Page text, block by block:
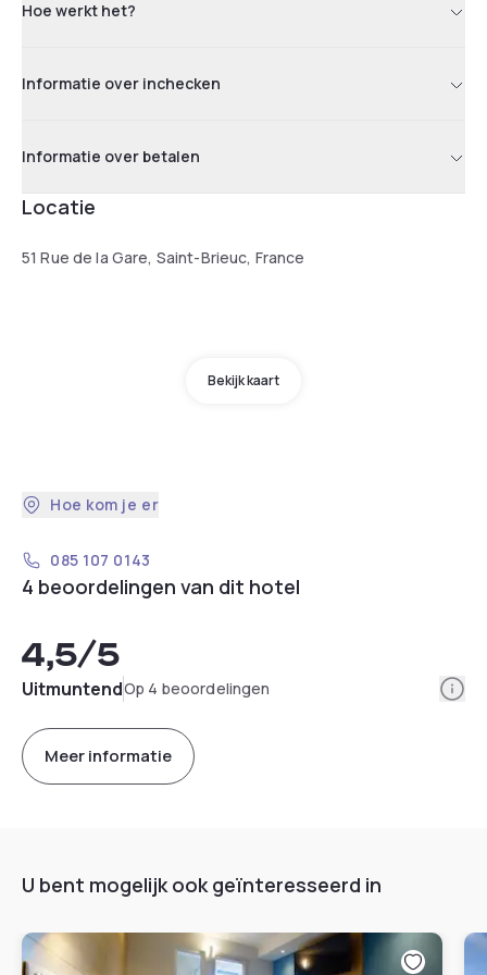
Hoe werkt het?
Informatie over inchecken
Informatie over betalen
Locatie
51 Rue de la Gare, Saint-Brieuc, France
Bekijk kaart
Hoe kom je er
085 107 0143
4 beoordelingen van dit hotel
4,5/5
UitmuntendOp 4 beoordelingen
Meer informatie
U bent mogelijk ook geïnteresseerd in